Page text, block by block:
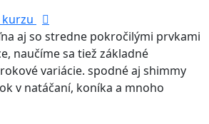
aj so stredne pokročilými prvkami
naučíme sa tiež základné
variácie. spodné aj shimmy
v natáčaní, koníka a mnoho